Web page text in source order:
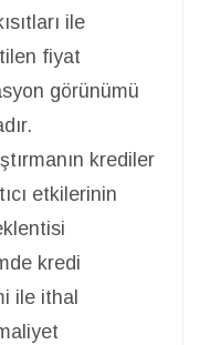
ile
fiyat
görünümü
krediler
etkilerinin
kredi
ile ithal